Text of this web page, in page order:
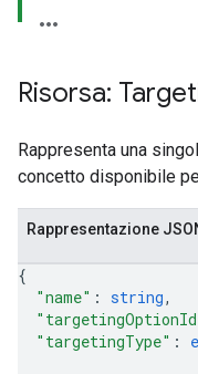
Risorsa:
Rappresenta una
concetto disponibile
Rappresentazione
{
"name" : string,
"targetingType" :